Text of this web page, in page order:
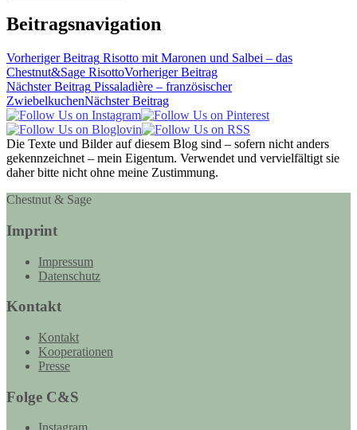
Beitragsnavigation
Vorheriger Beitrag Risotto mit Maronen und Salbei – das
Chestnut&Sage RisottoVorheriger Beitrag
Nächster Beitrag Pissaladière – französischer
ZwiebelkuchenNächster Beitrag
Die Texte und Bilder auf diesem Blog sind – sofern nicht anders
gekennzeichnet – mein Eigentum. Verwendet und vervielfältigt sie
daher bitte nicht ohne meine Zustimmung.
Chestnut & Sage
Imprint
Impressum
Datenschutz
Kontakt
Kontakt
Kooperationen
Presse
Folge C&S